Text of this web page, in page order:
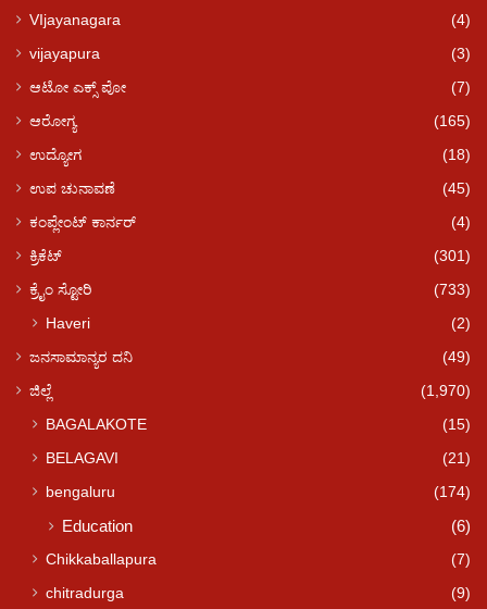
VIjayanagara (4)
vijayapura (3)
ಆಟೋ ಎಕ್ಸ್ ಪೋ (7)
ಆರೋಗ್ಯ (165)
ಉದ್ಯೋಗ (18)
ಉಪ ಚುನಾವಣೆ (45)
ಕಂಪ್ಲೇಂಟ್ ಕಾರ್ನರ್ (4)
ಕ್ರಿಕೆಟ್ (301)
ಕ್ರೈಂ ಸ್ಟೋರಿ (733)
Haveri (2)
ಜನಸಾಮಾನ್ಯರ ದನಿ (49)
ಜಿಲ್ಲೆ (1,970)
BAGALAKOTE
(15)
BELAGAVI
(21)
bengaluru
(174)
Education (6)
Chikkaballapura
(7)
chitradurga
(9)